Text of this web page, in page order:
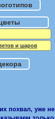
и шаров
похвал, уже не